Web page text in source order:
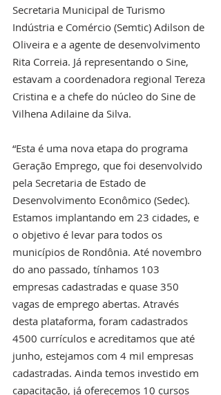
Secretaria Municipal de Turismo
Indústria e Comércio (Semtic) Adilson de
Oliveira e a agente de desenvolvimento
Rita Correia. Já representando o Sine,
estavam a coordenadora regional Tereza
Cristina e a chefe do núcleo do Sine de
Vilhena Adilaine da Silva.
“Esta é uma nova etapa do programa
Geração Emprego, que foi desenvolvido
pela Secretaria de Estado de
Desenvolvimento Econômico (Sedec).
Estamos implantando em 23 cidades, e
o objetivo é levar para todos os
municípios de Rondônia. Até novembro
do ano passado, tínhamos 103
empresas cadastradas e quase 350
vagas de emprego abertas. Através
desta plataforma, foram cadastrados
4500 currículos e acreditamos que até
junho, estejamos com 4 mil empresas
cadastradas. Ainda temos investido em
capacitação, já oferecemos 10 cursos